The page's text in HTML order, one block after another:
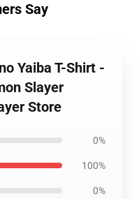
Say
Yaiba T-Shirt -
Slayer
Store
0%
100%
0%